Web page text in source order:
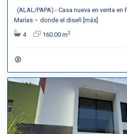
(ALAL/PAPA).- Casa nueva en venta en
Marías – donde el diseñ [más]
4
160.00 m2